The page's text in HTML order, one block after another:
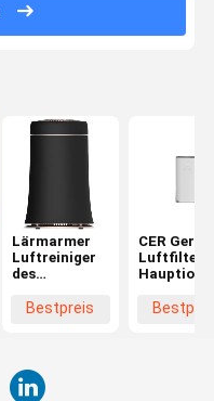
Lärmarmer
Luftreiniger
des
Reiniger-
Gerüche
Bestpreis
CER
Luftfilter-
400m3/h